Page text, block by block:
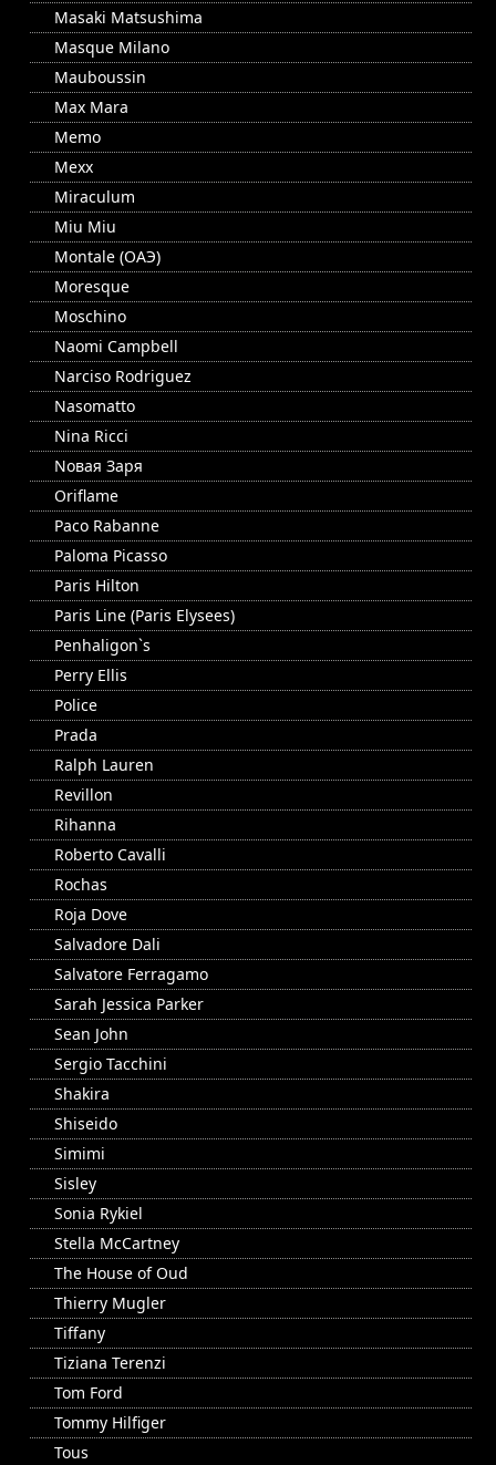
Masaki Matsushima
Masque Milano
Mauboussin
Max Mara
Memo
Mexx
Miraculum
Miu Miu
Montale (ОАЭ)
Moresque
Moschino
Naomi Campbell
Narciso Rodriguez
Nasomatto
Nina Ricci
Nовая Заря
Oriflame
Paco Rabanne
Paloma Picasso
Paris Hilton
Paris Line (Paris Elysees)
Penhaligon`s
Perry Ellis
Police
Prada
Ralph Lauren
Revillon
Rihanna
Roberto Cavalli
Rochas
Roja Dove
Salvadore Dali
Salvatore Ferragamo
Sarah Jessica Parker
Sean John
Sergio Tacchini
Shakira
Shiseido
Simimi
Sisley
Sonia Rykiel
Stella McCartney
The House of Oud
Thierry Mugler
Tiffany
Tiziana Terenzi
Tom Ford
Tommy Hilfiger
Tous